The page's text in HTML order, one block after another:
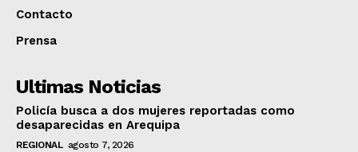
Contacto
Prensa
Ultimas Noticias
Policía busca a dos mujeres reportadas como
desaparecidas en Arequipa
REGIONAL agosto 7, 2026